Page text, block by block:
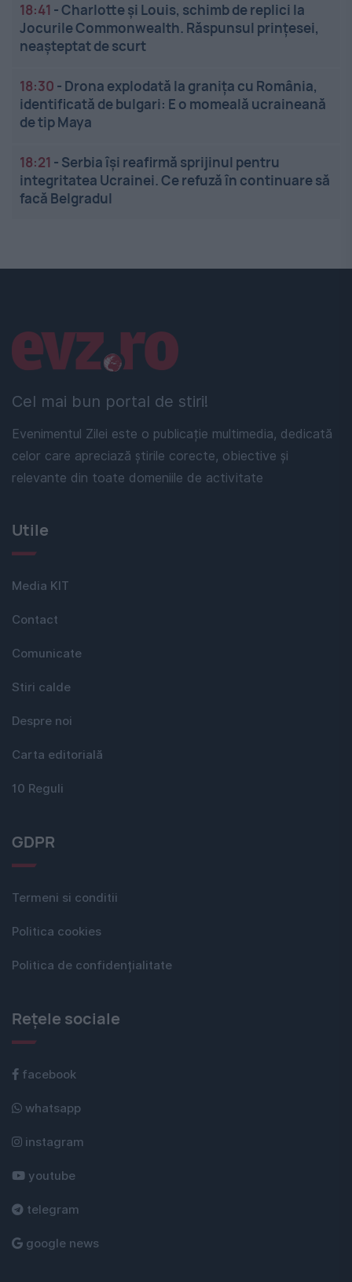
18:41 -Charlotte și Louis, schimb de replici la
Jocurile Commonwealth. Răspunsul prințesei,
neașteptat de scurt
18:30 - Drona explodată la granița cu România,
identificată de bulgari: E o momeală ucraineană
de tip Maya
18:21 - Serbia își reafirmă sprijinul pentru
integritatea Ucrainei. Ce refuză în continuare să
facă Belgradul
Cel mai bun portal de stiri!
Evenimentul Zilei este o publicație multimedia, dedicată
celor care apreciază știrile corecte, obiective și
relevante din toate domeniile de activitate
Linkuri utile
Utile
Media KIT
Contact
Comunicate
Stiri calde
Despre noi
Carta editorială
10 Reguli
GDPR
Termeni si conditii
Politica cookies
Politica de confidențialitate
Rețele sociale
facebook
whatsapp
instagram
youtube
telegram
google news